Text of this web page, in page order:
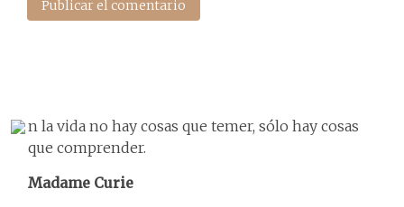
n la vida no hay cosas que temer, sólo hay cosas
que comprender.
Madame Curie